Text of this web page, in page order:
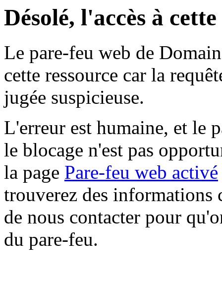
Désolé, l'accès à
Le pare-feu web de
cette ressource car la
jugée suspicieuse.
L'erreur est humaine, et le
le blocage n'est pas
la page Pare-feu web activé
trouverez des informations
de nous contacter pour
du pare-feu.